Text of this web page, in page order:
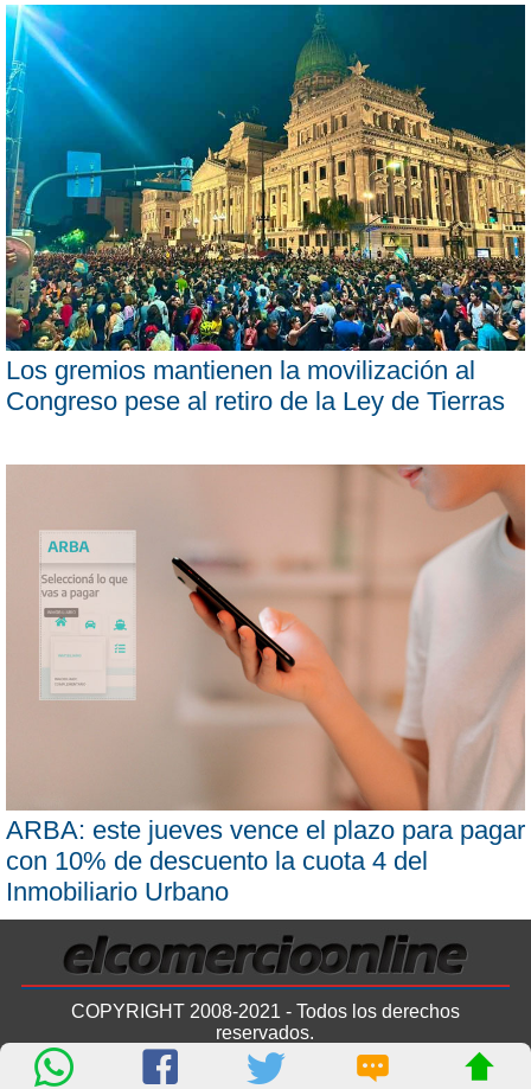
Los gremios mantienen la movilización al
Congreso pese al retiro de la Ley de Tierras
ARBA: este jueves vence el plazo para pagar
con 10% de descuento la cuota 4 del
Inmobiliario Urbano
COPYRIGHT 2008-2021 - Todos los derechos
reservados.